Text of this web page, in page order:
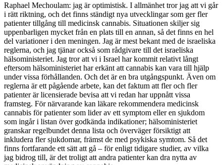
Raphael Mechoulam: jag är optimistisk. I allmänhet tror jag att vi går
i rätt riktning, och det finns ständigt nya utvecklingar som ger fler
patienter tillgång till medicinsk cannabis. Situationen skiljer sig
uppenbarligen mycket från en plats till en annan, så det finns en hel
del variationer i den meningen. Jag är mest bekant med de israeliska
reglerna, och jag tjänar också som rådgivare till det israeliska
hälsoministeriet. Jag tror att vi i Israel har kommit relativt långt
eftersom hälsoministeriet har erkänt att cannabis kan vara till hjälp
under vissa förhållanden. Och det är en bra utgångspunkt. Även om
reglerna är ett pågående arbete, kan det faktum att fler och fler
patienter är licensierade bevisa att vi redan har uppnått vissa
framsteg. För närvarande kan läkare rekommendera medicinsk
cannabis för patienter som lider av ett symptom eller en sjukdom
som ingår i listan över godkända indikationer; hälsoministeriet
granskar regelbundet denna lista och överväger försiktigt att
inkludera fler sjukdomar, främst de med psykiska symtom. Så det
finns fortfarande ett sätt att gå – för enligt tidigare studier, av vilka
jag bidrog till, är det troligt att andra patienter kan dra nytta av